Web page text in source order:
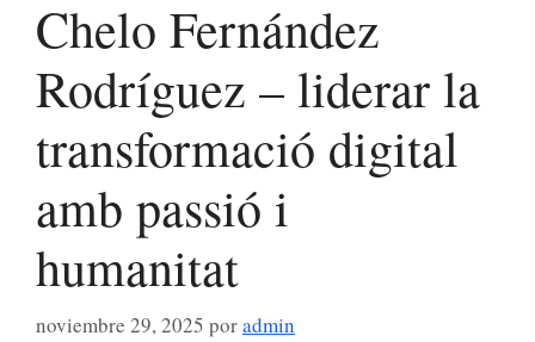
Chelo Fernández
Rodríguez – liderar la
transformació digital
amb passió i
humanitat
noviembre 29, 2025 poradmin